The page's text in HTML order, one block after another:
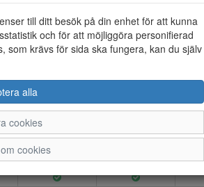
42 43
till ditt besök på din enhet för att kunna
och för att möjliggöra personifierad
som krävs för sida ska fungera, kan du själv
alla
cookies
cookies